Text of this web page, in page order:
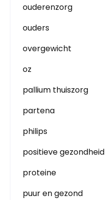
ouderenzorg
ouders
overgewicht
oz
pallium thuiszorg
partena
philips
positieve gezondheid
proteine
puur en gezond